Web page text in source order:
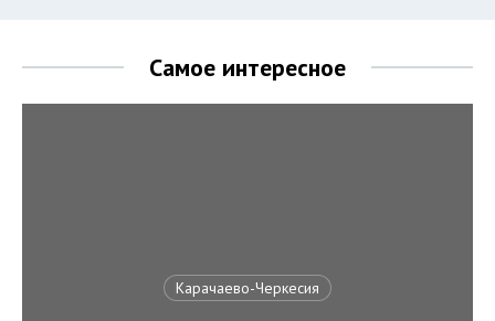
Самое интересное
Карачаево-Черкесия